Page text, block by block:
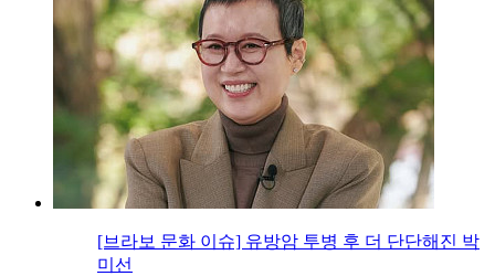
[브라보 문화 이슈] 유방암 투병 후 더 단단해진 박
미선